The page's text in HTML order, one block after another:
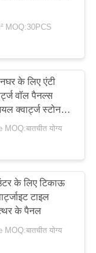
46
MOQ:30PCS
के लिए एंटी
वॉल पैनल्स
क्वार्ट्ज स्टोन
योग्य
के लिए टिकाऊ
टाइल
के पैनल
योग्य